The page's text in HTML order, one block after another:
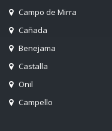
Campo de Mirra
Cañada
Benejama
Castalla
Onil
Campello